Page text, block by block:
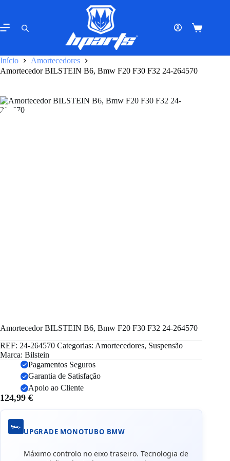
o
conteúdo
Carrinho
Início
Amortecedores
Amortecedor BILSTEIN B6, Bmw F20 F30 F32 24-264570
Amortecedor BILSTEIN B6, Bmw F20 F30 F32 24-264570
REF: 24-264570 Categorias: Amortecedores, Suspensão
Marca: Bilstein
Pagamentos Seguros
Garantia de Satisfação
Apoio ao Cliente
124,99 €
🏎️
UPGRADE MONOTUBO BMW
Máximo controlo no eixo traseiro. Tecnologia de